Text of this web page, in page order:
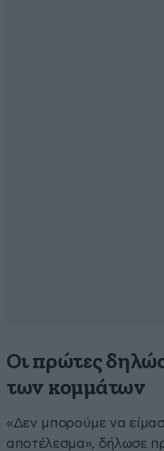
Οι πρώτες
των κομμάτων
«Δεν μπορούμε να
αποτέλεσμα», δήλωσε